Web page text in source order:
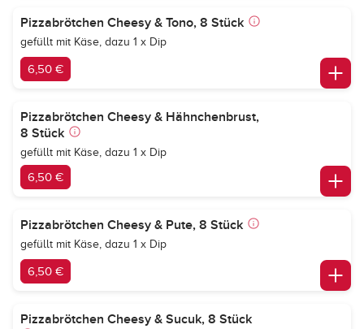
Pizzabrötchen Cheesy & Tono, 8 Stück
gefüllt mit Käse, dazu 1 x Dip
6,50 €
Pizzabrötchen Cheesy & Hähnchenbrust,
8 Stück
gefüllt mit Käse, dazu 1 x Dip
6,50 €
Pizzabrötchen Cheesy & Pute, 8 Stück
gefüllt mit Käse, dazu 1 x Dip
6,50 €
Pizzabrötchen Cheesy & Sucuk, 8 Stück